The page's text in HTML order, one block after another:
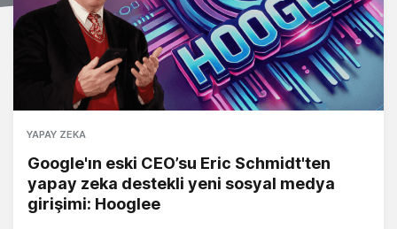
YAPAY ZEKA
Google'ın eski CEO’su Eric Schmidt'ten
yapay zeka destekli yeni sosyal medya
girişimi: Hooglee